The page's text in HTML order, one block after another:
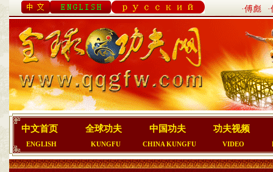
·傅彪
中文首页
ENGLISH
全球功夫
KUNGFU
中国功夫
CHINA KUNGFU
功夫视频
VIDEO